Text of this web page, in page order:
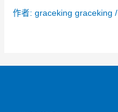
作者:graceking graceking/